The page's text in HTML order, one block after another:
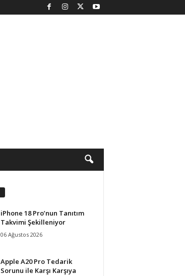
iPhone 18 Pro’nun Tanıtım
Takvimi Şekilleniyor
06 Ağustos 2026
Apple A20 Pro Tedarik
Sorunu ile Karşı Karşıya